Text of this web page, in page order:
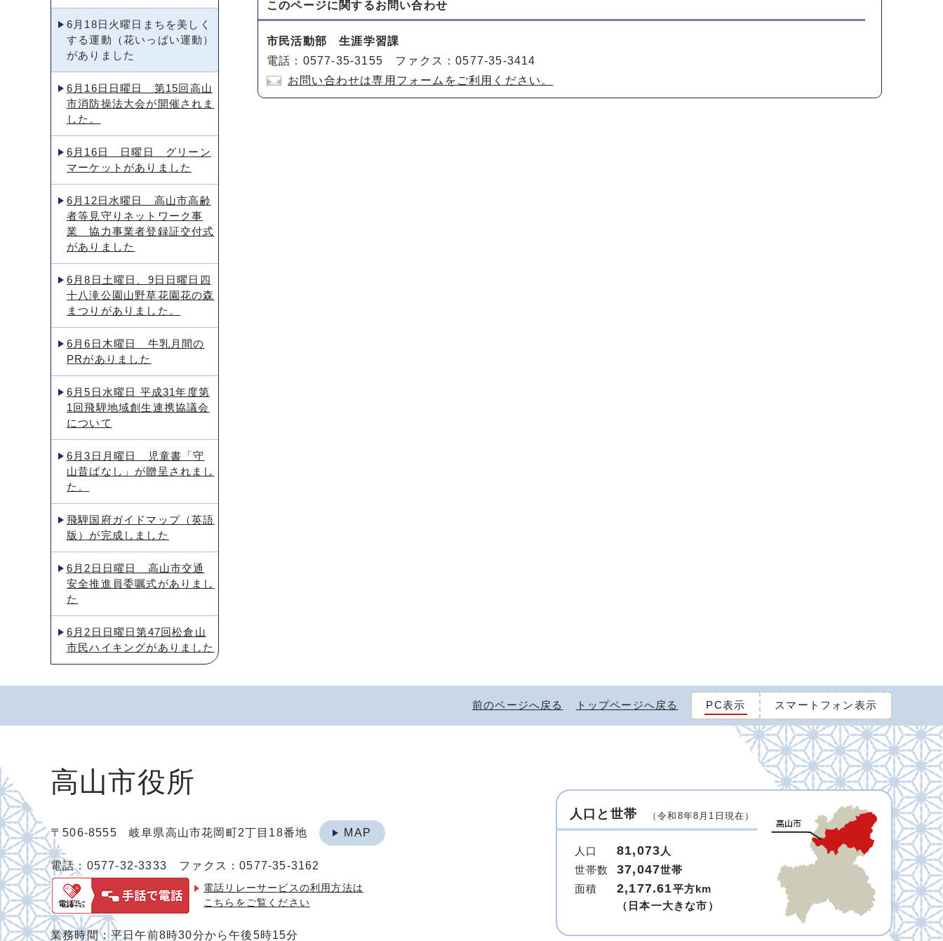
このページに関するお問い合わせ
市民活動部 生涯学習課
電話：0577-35-3155 ファクス：0577-35-3414
お問い合わせは専用フォームをご利用ください。
6月18日火曜日まちを美しく
する運動（花いっぱい運動）
がありました
6月16日日曜日 第15回高山
市消防操法大会が開催されま
した。
6月16日 日曜日 グリーン
マーケットがありました
6月12日水曜日 高山市高齢
者等見守りネットワーク事
業 協力事業者登録証交付式
がありました
6月8日土曜日、9日日曜日四
十八滝公園山野草花園花の森
まつりがありました。
6月6日木曜日 牛乳月間の
PRがありました
6月5日水曜日 平成31年度第
1回飛騨地域創生連携協議会
について
6月3日月曜日 児童書「守
山昔ばなし」が贈呈されまし
た。
飛騨国府ガイドマップ（英語
版）が完成しました
6月2日日曜日 高山市交通
安全推進員委嘱式がありまし
た
6月2日日曜日第47回松倉山
市民ハイキングがありました
前のページへ戻る トップページへ戻る PC表示 スマートフォン表示
高山市役所
〒506-8555 岐阜県高山市花岡町2丁目18番地 MAP
電話：0577-32-3333 ファクス：0577-35-3162
電話リレーサービスの利用方法は
こちらをご覧ください
業務時間：平日午前8時30分から午後5時15分
人口と世帯 （令和8年8月1日現在）
人口 81,073 人
世帯数
37,047世帯
面積
2,177.61平方km
（日本一大きな市）